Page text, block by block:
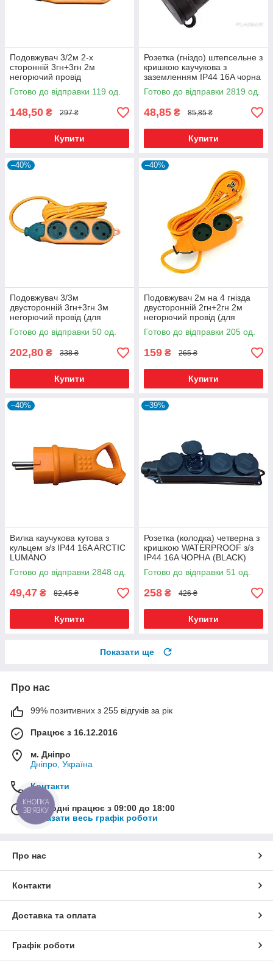
Подовжувач 3/2м 2-х
сторонній 3гн+3гн 2м
негорючий провід
Готово до відправки 119 од.
148,50 ₴ 297 ₴
Купити
Розетка (гніздо) штепсельне з
кришкою каучукова з
заземленням IP44 16A чорна
(BLACK) ARCTIC (17942) ТМ
LUMANO
Готово до відправки 2819 од.
48,85 ₴ 85,85 ₴
Купити
–40%
Подовжувач 3/3м
двусторонній 3гн+3гн 3м
негорючий провід (для
будівельних робіт) R
Готово до відправки 50 од.
202,80 ₴ 338 ₴
Купити
–40%
Подовжувач 2м на 4 гнізда
двусторонній 2гн+2гн 2м
негорючий провід (для
будівельних робіт) R
Готово до відправки 205 од.
159 ₴ 265 ₴
Купити
–40%
Вилка каучукова кутова з
кульцем з/з IP44 16A ARCTIC
LUMANO
Готово до відправки 2848 од.
49,47 ₴ 82,45 ₴
Купити
–39%
Розетка (колодка) четверна з
кришкою WATERPROOF з/з
IP44 16A ЧОРНА (BLACK)
ARCTIC (17947) ТМ LUMANO
Готово до відправки 51 од.
258 ₴ 426 ₴
Купити
Показати ще
Про нас
99% позитивних з 255 відгуків за рік
Працює з 16.12.2016
м. Дніпро
Дніпро, Україна
Контакти
Сьогодні працює з 09:00 до 18:00
Показати весь графік роботи
Про нас
Контакти
Доставка та оплата
Графік роботи
КНОПКА
ЗВ'ЯЗКУ